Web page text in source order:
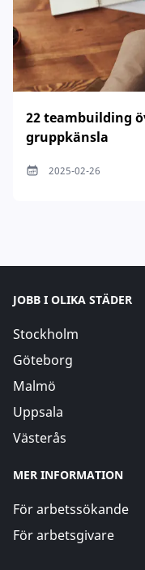
22 teambuilding
gruppkänsla
2025-02-26
JOBB I OLIKA STÄDER
Stockholm
Göteborg
Malmö
Uppsala
Västerås
MER INFORMATION
För arbetssökande
För arbetsgivare